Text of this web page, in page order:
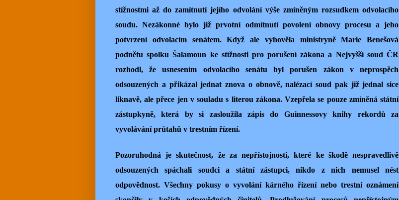
stížnostmi až do zamítnutí jejího odvolání výše zmíněným rozsudkem odvolacího
soudu. Nezákonné bylo již prvotní odmítnutí povolení obnovy procesu a jeho
potvrzení odvolacím senátem. Když ale vyhověla ministryně Marie Benešová
podnětu spolku Šalamoun ke stížnosti pro porušení zákona a Nejvyšší soud ČR
rozhodl, že usnesením odvolacího senátu byl porušen zákon v neprospěch
odsouzených a přikázal jednat znova o obnově, nalézací soud pak již jednal sice
liknavě, ale přece jen v souladu s literou zákona. Vzepřela se pouze zmíněná státní
zástupkyně, která by si zasloužila zápis do Guinnessovy knihy rekordů za
vyvolávání průtahů v trestním řízení.
Pozoruhodná je skutečnost, že za nepřístojnosti, které ke škodě nespravedlivě
odsouzených spáchali soudci a státní zástupci, nikdo z nich nemusel nést
odpovědnost. Všechny pokusy o vyvolání kárného řízení nebo trestní oznámení